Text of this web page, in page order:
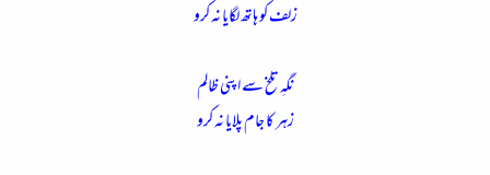
زلف کو ہاتھ لگایا نہ کرو
نگہِ تلخ سے اپنی ظالم
زہر کا جام پلایا نہ کرو